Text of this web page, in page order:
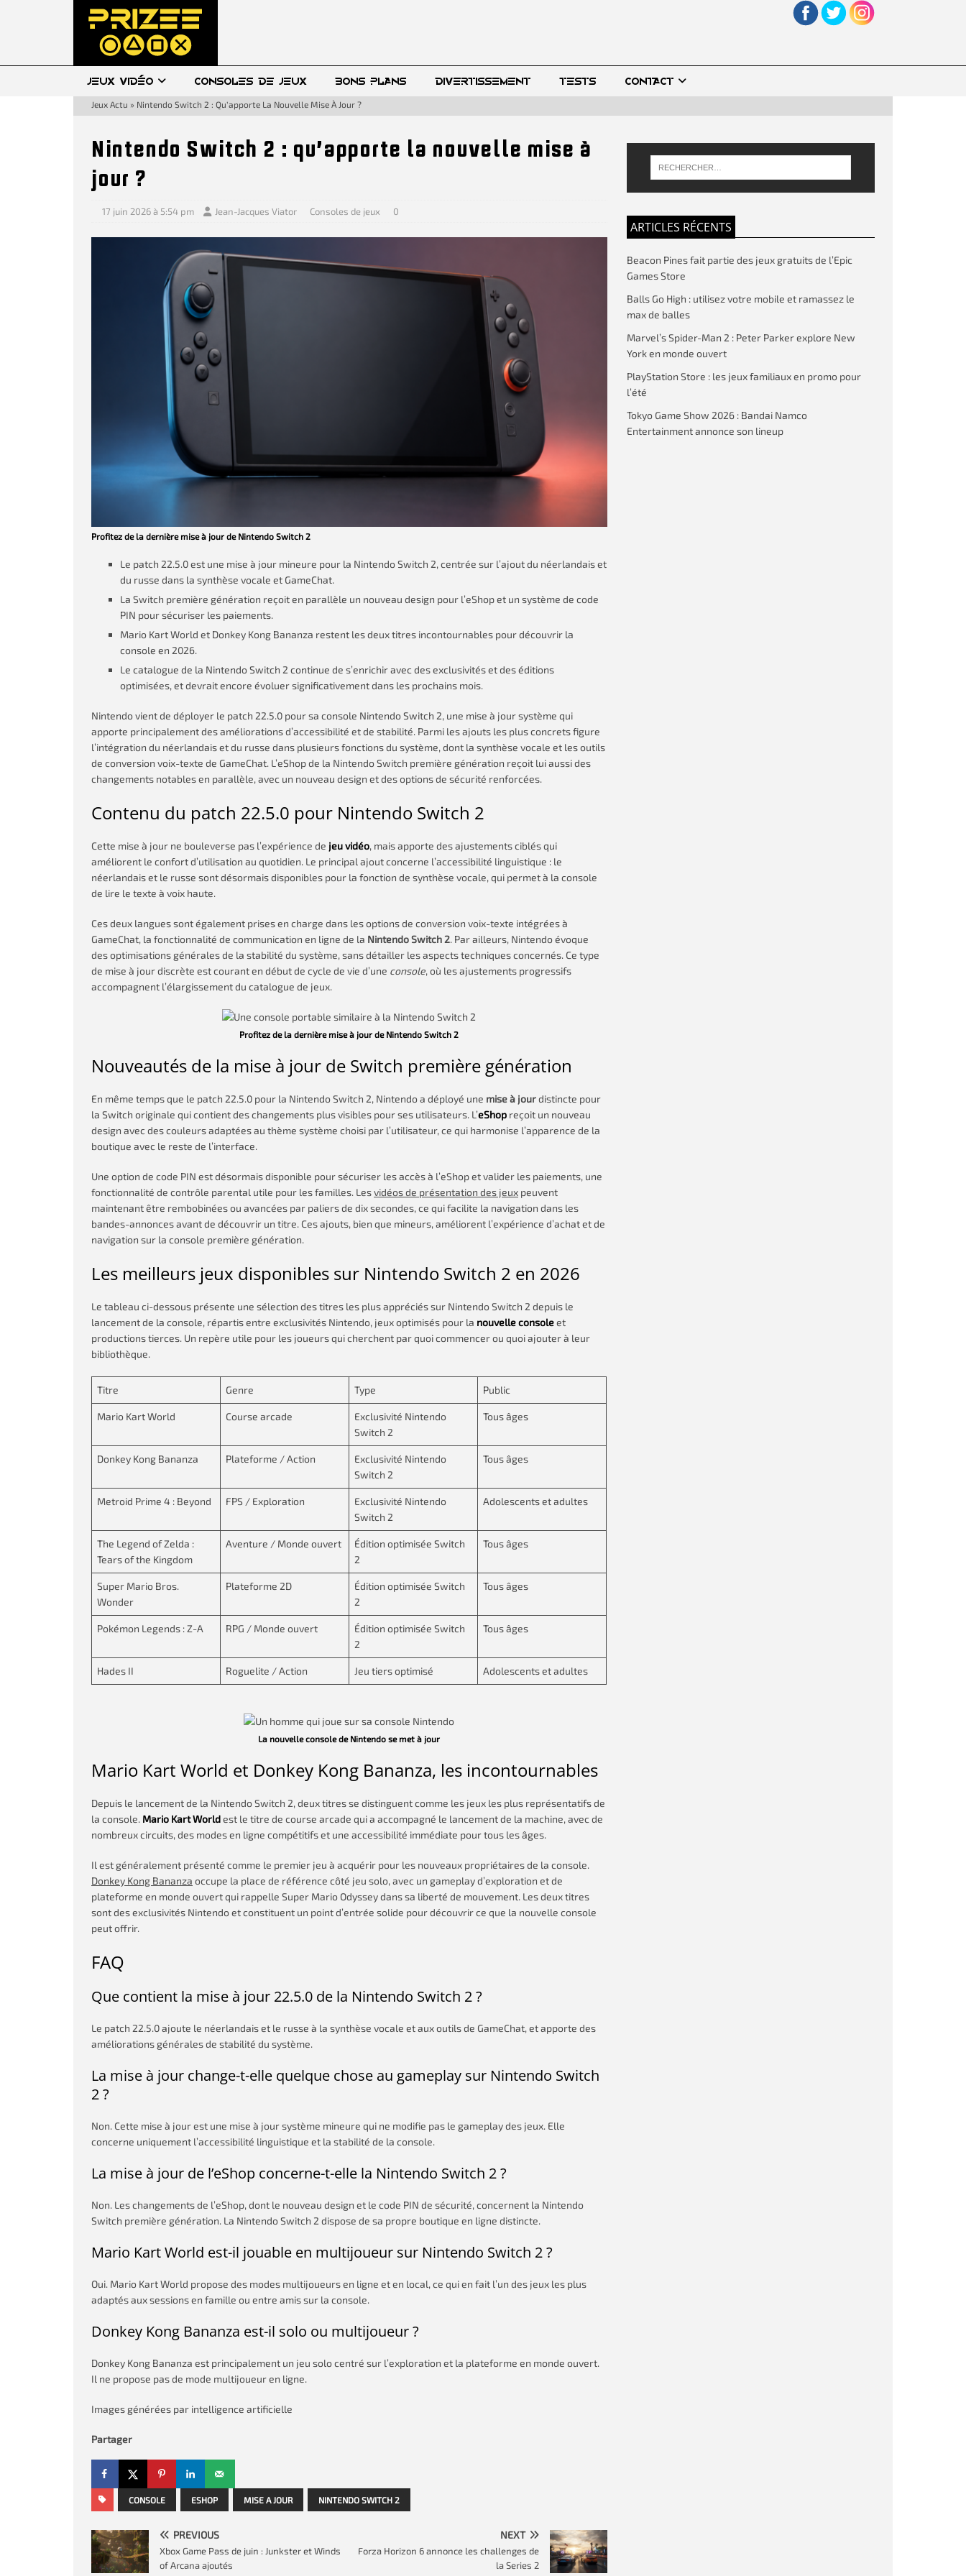
JEUX VIDÉO CONSOLES DE JEUX BONS PLANS DIVERTISSEMENT TESTS CONTACT
Jeux Actu » Nintendo Switch 2 : Qu’apporte La Nouvelle Mise À Jour ?
Nintendo Switch 2 : qu’apporte la nouvelle mise à
jour ?
17 juin 2026 à 5:54 pm Jean-Jacques Viator Consoles de jeux 0
Profitez de la dernière mise à jour de Nintendo Switch 2
Le patch 22.5.0 est une mise à jour mineure pour la Nintendo Switch 2, centrée sur l’ajout du néerlandais et
du russe dans la synthèse vocale et GameChat.
La Switch première génération reçoit en parallèle un nouveau design pour l’eShop et un système de code
PIN pour sécuriser les paiements.
Mario Kart World et Donkey Kong Bananza restent les deux titres incontournables pour découvrir la
console en 2026.
Le catalogue de la Nintendo Switch 2 continue de s’enrichir avec des exclusivités et des éditions
optimisées, et devrait encore évoluer significativement dans les prochains mois.
Nintendo vient de déployer le patch 22.5.0 pour sa console Nintendo Switch 2, une mise à jour système qui
apporte principalement des améliorations d’accessibilité et de stabilité. Parmi les ajouts les plus concrets figure
l’intégration du néerlandais et du russe dans plusieurs fonctions du système, dont la synthèse vocale et les outils
de conversion voix-texte de GameChat. L’eShop de la Nintendo Switch première génération reçoit lui aussi des
changements notables en parallèle, avec un nouveau design et des options de sécurité renforcées.
Contenu du patch 22.5.0 pour Nintendo Switch 2
Cette mise à jour ne bouleverse pas l’expérience de jeu vidéo, mais apporte des ajustements ciblés qui
améliorent le confort d’utilisation au quotidien. Le principal ajout concerne l’accessibilité linguistique : le
néerlandais et le russe sont désormais disponibles pour la fonction de synthèse vocale, qui permet à la console
de lire le texte à voix haute.
Ces deux langues sont également prises en charge dans les options de conversion voix-texte intégrées à
GameChat, la fonctionnalité de communication en ligne de la Nintendo Switch 2. Par ailleurs, Nintendo évoque
des optimisations générales de la stabilité du système, sans détailler les aspects techniques concernés. Ce type
de mise à jour discrète est courant en début de cycle de vie d’une console, où les ajustements progressifs
accompagnent l’élargissement du catalogue de jeux.
Profitez de la dernière mise à jour de Nintendo Switch 2
Nouveautés de la mise à jour de Switch première génération
En même temps que le patch 22.5.0 pour la Nintendo Switch 2, Nintendo a déployé une mise à jourdistincte pour
la Switch originale qui contient des changements plus visibles pour ses utilisateurs. L’eShop reçoit un nouveau
design avec des couleurs adaptées au thème système choisi par l’utilisateur, ce qui harmonise l’apparence de la
boutique avec le reste de l’interface.
Une option de code PIN est désormais disponible pour sécuriser les accès à l’eShop et valider les paiements, une
fonctionnalité de contrôle parental utile pour les familles. Lesvidéos de présentation des jeux peuvent
maintenant être rembobinées ou avancées par paliers de dix secondes, ce qui facilite la navigation dans les
bandes-annonces avant de découvrir un titre. Ces ajouts, bien que mineurs, améliorent l’expérience d’achat et de
navigation sur la console première génération.
Les meilleurs jeux disponibles sur Nintendo Switch 2 en 2026
Le tableau ci-dessous présente une sélection des titres les plus appréciés sur Nintendo Switch 2 depuis le
lancement de la console, répartis entre exclusivités Nintendo, jeux optimisés pour la nouvelle consoleet
productions tierces. Un repère utile pour les joueurs qui cherchent par quoi commencer ou quoi ajouter à leur
bibliothèque.
Titre Genre Type Public
Mario Kart World Course arcade
Exclusivité Nintendo
Switch 2
Tous âges
Donkey Kong Bananza Plateforme / Action
Exclusivité Nintendo
Switch 2
Tous âges
Metroid Prime 4 : Beyond FPS / Exploration
Exclusivité Nintendo
Switch 2
Adolescents et adultes
The Legend of Zelda :
Tears of the Kingdom
Aventure / Monde ouvert
Édition optimisée Switch
2
Tous âges
Super Mario Bros.
Wonder
Plateforme 2D
Édition optimisée Switch
2
Tous âges
Pokémon Legends : Z-A RPG / Monde ouvert
Édition optimisée Switch
2
Tous âges
Hades II Roguelite / Action Jeu tiers optimisé Adolescents et adultes
La nouvelle console de Nintendo se met à jour
Mario Kart World et Donkey Kong Bananza, les incontournables
Depuis le lancement de la Nintendo Switch 2, deux titres se distinguent comme les jeux les plus représentatifs de
la console. Mario Kart Worldest le titre de course arcade qui a accompagné le lancement de la machine, avec de
nombreux circuits, des modes en ligne compétitifs et une accessibilité immédiate pour tous les âges.
Il est généralement présenté comme le premier jeu à acquérir pour les nouveaux propriétaires de la console.
Donkey Kong Bananza occupe la place de référence côté jeu solo, avec un gameplay d’exploration et de
plateforme en monde ouvert qui rappelle Super Mario Odyssey dans sa liberté de mouvement. Les deux titres
sont des exclusivités Nintendo et constituent un point d’entrée solide pour découvrir ce que la nouvelle console
peut offrir.
FAQ
Que contient la mise à jour 22.5.0 de la Nintendo Switch 2 ?
Le patch 22.5.0 ajoute le néerlandais et le russe à la synthèse vocale et aux outils de GameChat, et apporte des
améliorations générales de stabilité du système.
La mise à jour change-t-elle quelque chose au gameplay sur Nintendo Switch
2 ?
Non. Cette mise à jour est une mise à jour système mineure qui ne modifie pas le gameplay des jeux. Elle
concerne uniquement l’accessibilité linguistique et la stabilité de la console.
La mise à jour de l’eShop concerne-t-elle la Nintendo Switch 2 ?
Non. Les changements de l’eShop, dont le nouveau design et le code PIN de sécurité, concernent la Nintendo
Switch première génération. La Nintendo Switch 2 dispose de sa propre boutique en ligne distincte.
Mario Kart World est-il jouable en multijoueur sur Nintendo Switch 2 ?
Oui. Mario Kart World propose des modes multijoueurs en ligne et en local, ce qui en fait l’un des jeux les plus
adaptés aux sessions en famille ou entre amis sur la console.
Donkey Kong Bananza est-il solo ou multijoueur ?
Donkey Kong Bananza est principalement un jeu solo centré sur l’exploration et la plateforme en monde ouvert.
Il ne propose pas de mode multijoueur en ligne.
Images générées par intelligence artificielle
Partager
CONSOLE ESHOP MISE A JOUR NINTENDO SWITCH 2
PREVIOUS
Xbox Game Pass de juin : Junkster et Winds
of Arcana ajoutés
NEXT
Forza Horizon 6 annonce les challenges de
la Series 2
ARTICLES RÉCENTS
Beacon Pines fait partie des jeux gratuits de l’Epic
Games Store
Balls Go High : utilisez votre mobile et ramassez le
max de balles
Marvel’s Spider-Man 2 : Peter Parker explore New
York en monde ouvert
PlayStation Store : les jeux familiaux en promo pour
l’été
Tokyo Game Show 2026 : Bandai Namco
Entertainment annonce son lineup